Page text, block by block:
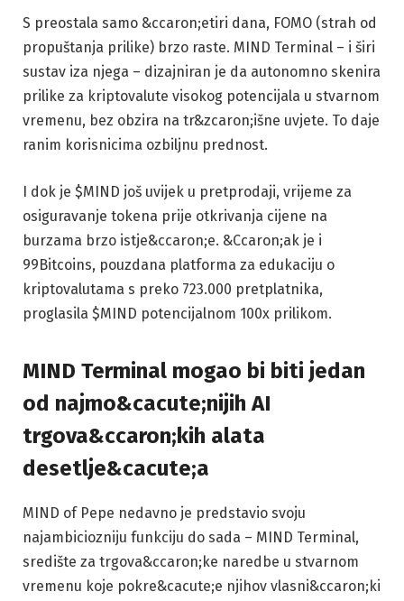
S preostala samo &ccaron;etiri dana, FOMO (strah od
propuštanja prilike) brzo raste. MIND Terminal – i širi
sustav iza njega – dizajniran je da autonomno skenira
prilike za kriptovalute visokog potencijala u stvarnom
vremenu, bez obzira na tr&zcaron;išne uvjete. To daje
ranim korisnicima ozbiljnu prednost.
I dok je $MIND još uvijek u pretprodaji, vrijeme za
osiguravanje tokena prije otkrivanja cijene na
burzama brzo istje&ccaron;e. &Ccaron;ak je i
99Bitcoins, pouzdana platforma za edukaciju o
kriptovalutama s preko 723.000 pretplatnika,
proglasila $MIND potencijalnom 100x prilikom.
MIND Terminal mogao bi biti jedan
od najmo&cacute;nijih AI
trgova&ccaron;kih alata
desetlje&cacute;a
MIND of Pepe nedavno je predstavio svoju
najambiciozniju funkciju do sada – MIND Terminal,
središte za trgova&ccaron;ke naredbe u stvarnom
vremenu koje pokre&cacute;e njihov vlasni&ccaron;ki